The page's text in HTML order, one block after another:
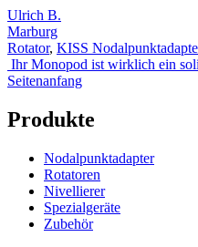
Ulrich B.
Marburg
Rotator, KISS
Ihr Monopod ist wirklich ein
Seitenanfang
Produkte
Nodalpunktadapter
Rotatoren
Nivellierer
Spezialgeräte
Zubehör